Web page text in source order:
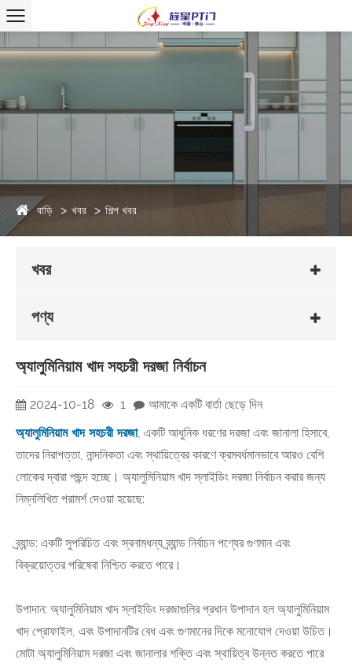
বাড়ি খবর শিল্প খবর
খবর
পণ্য
অ্যালুমিনিয়াম খাদ সহচরী দরজা নির্বাচন
2024-10-18 1
আমাকে একটি বার্তা ছেড়ে দিন
অ্যালুমিনিয়াম খাদ সহচরী দরজা, একটি আধুনিক ধরণের দরজা এবং জানালা হিসাবে,
তাদের নিরাপত্তা, নান্দনিকতা এবং স্থায়িত্বের কারণে ক্রমবর্ধমানভাবে আরও বেশি
লোকের দ্বারা পছন্দ হচ্ছে। অ্যালুমিনিয়াম খাদ স্লাইডিং দরজা নির্বাচন করার জন্য
নিম্নলিখিত পরামর্শ দেওয়া হয়েছে:
ব্র্যান্ড: একটি সুপরিচিত এবং স্বনামধন্য ব্র্যান্ড নির্বাচন পণ্যের গুণমান এবং
বিক্রয়োত্তর পরিষেবা নিশ্চিত করতে পারে।
উপাদান: অ্যালুমিনিয়াম খাদ স্লাইডিং দরজাগুলির প্রধান উপাদান হল অ্যালুমিনিয়াম
খাদ প্রোফাইল, এবং উপাদানটির বেধ এবং গুণমানের দিকে মনোযোগ দেওয়া উচিত।
মোটা অ্যালুমিনিয়াম দরজা এবং জানালার শক্তি এবং স্থায়িত্ব উন্নত করতে পারে